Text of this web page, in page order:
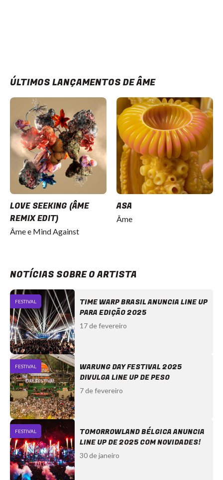
ÚLTIMOS LANÇAMENTOS DE ÂME
LOVE SEEKING (ÂME
REMIX EDIT)
Âme e Mind Against
ASA
Âme
NOTÍCIAS SOBRE O ARTISTA
FESTIVAL
TIME WARP BRASIL ANUNCIA LINE UP
PARA EDIÇÃO 2025
17 de fevereiro
FESTIVAL
WARUNG DAY FESTIVAL 2025
DIVULGA LINE UP DE PESO
7 de fevereiro
FESTIVAL
TOMORROWLAND BÉLGICA ANUNCIA
LINE UP DE 2025 COM NOVIDADES!
30 de janeiro